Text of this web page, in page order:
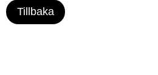
Tillbaka